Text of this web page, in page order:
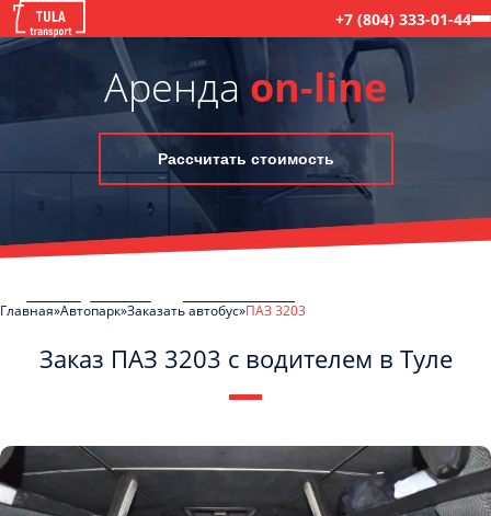
+7 (804) 333-01-44
Аренда on-line
Рассчитать стоимость
Главная Автопарк Заказать автобус ПАЗ 3203
Заказ ПАЗ 3203 с водителем в Туле
обработку моих Персональных данных